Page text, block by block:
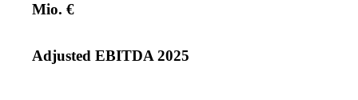
Mio. €
Adjusted EBITDA 2025